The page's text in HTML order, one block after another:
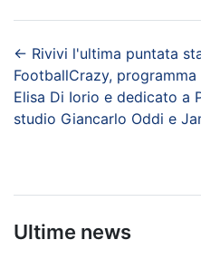
← Rivivi l'ultima puntata
FootballCrazy,
Elisa Di Iorio e dedicato a
studio Giancarlo Oddi e
Ultime news